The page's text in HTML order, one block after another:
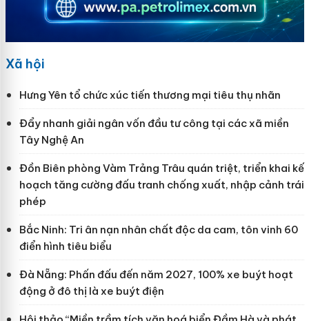
Xã hội
Hưng Yên tổ chức xúc tiến thương mại tiêu thụ nhãn
Đẩy nhanh giải ngân vốn đầu tư công tại các xã miền
Tây Nghệ An
Đồn Biên phòng Vàm Trảng Trâu quán triệt, triển khai kế
hoạch tăng cường đấu tranh chống xuất, nhập cảnh trái
phép
Bắc Ninh: Tri ân nạn nhân chất độc da cam, tôn vinh 60
điển hình tiêu biểu
Đà Nẵng: Phấn đấu đến năm 2027, 100% xe buýt hoạt
động ở đô thị là xe buýt điện